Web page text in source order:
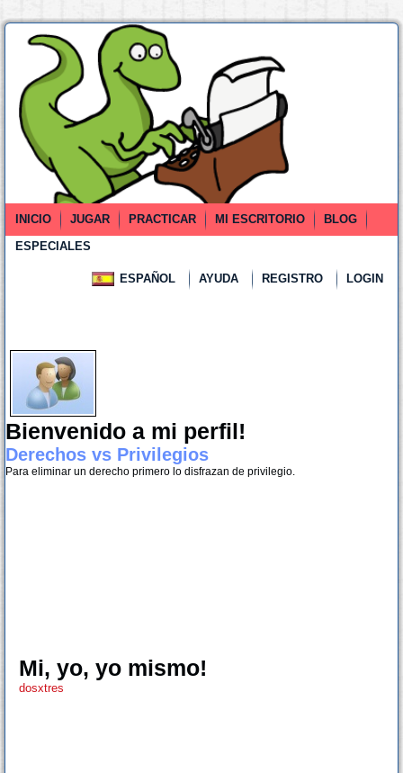
INICIO JUGAR PRACTICAR MI ESCRITORIO
BLOG
ESPECIALES
ESPAÑOL AYUDA REGISTRO LOGIN
Bienvenido a mi perfil!
Derechos vs Privilegios
Para eliminar un derecho primero lo disfrazan de privilegio.
Mi, yo, yo mismo!
dosxtres